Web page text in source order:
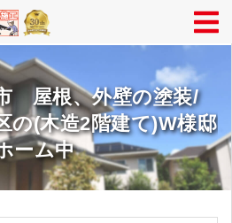
屋根、外壁の塗装/
の(木造2階建て)W様邸
ーム中